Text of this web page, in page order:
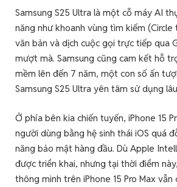
Samsung S25 Ultra là một cỗ máy AI
năng như khoanh vùng tìm kiếm
văn bản và dịch cuộc gọi trực tiếp qua
mượt mà. Samsung cũng cam kết hỗ
mềm lên đến 7 năm, một con số ấn
Samsung S25 Ultra yên tâm sử dụng
Ở phía bên kia chiến tuyến, iPhone 15
người dùng bằng hệ sinh thái iOS quá
năng bảo mật hàng đầu. Dù Apple
được triển khai, nhưng tại thời điểm
thông minh trên iPhone 15 Pro Max